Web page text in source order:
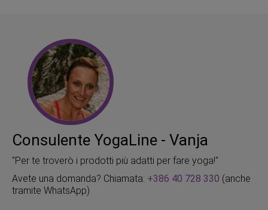
Consulente YogaLine - Vanja
"Per te troverò i prodotti più adatti per fare yoga!"
Avete una domanda? Chiamata: +386 40 728 330 (anche
tramite WhatsApp)